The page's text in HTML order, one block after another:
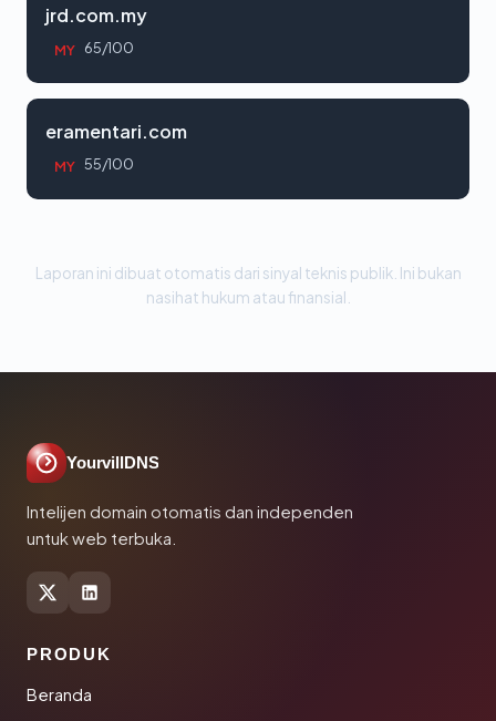
jrd.com.my
MY 65/100
eramentari.com
MY 55/100
Laporan ini dibuat otomatis dari sinyal teknis publik. Ini bukan
nasihat hukum atau finansial.
YourvillDNS
Intelijen domain otomatis dan independen
untuk web terbuka.
PRODUK
Beranda